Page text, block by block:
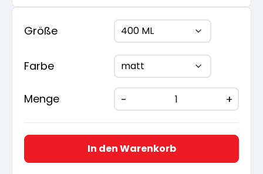
Größe
Farbe
Menge
In den Warenkorb